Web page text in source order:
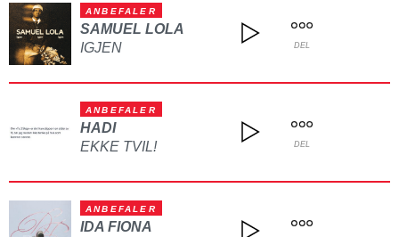
ANBEFALER
SAMUEL LOLA
IGJEN
DEL
ANBEFALER
HADI
EKKE TVIL!
DEL
ANBEFALER
IDA FIONA